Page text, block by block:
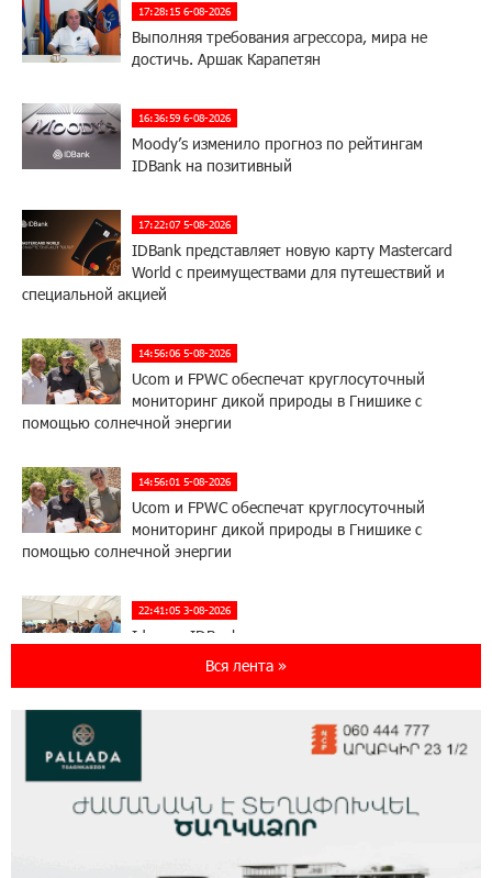
17:28:15 6-08-2026
Выполняя требования агрессора, мира не
достичь. Аршак Карапетян
16:36:59 6-08-2026
Moody’s изменило прогноз по рейтингам
IDBank на позитивный
17:22:07 5-08-2026
IDBank представляет новую карту Mastercard
World с преимуществами для путешествий и
специальной акцией
14:56:06 5-08-2026
Ucom и FPWC обеспечат круглосуточный
мониторинг дикой природы в Гнишике с
помощью солнечной энергии
14:56:01 5-08-2026
Ucom и FPWC обеспечат круглосуточный
мониторинг дикой природы в Гнишике с
помощью солнечной энергии
22:41:05 3-08-2026
Idram и IDBank - рядом со стартапами на
Seaside Startup Summit
В мобильном приложении Юнибанка теперь
imID
«Бесплатные бонусы в играх»: IDBank
Вся лента »